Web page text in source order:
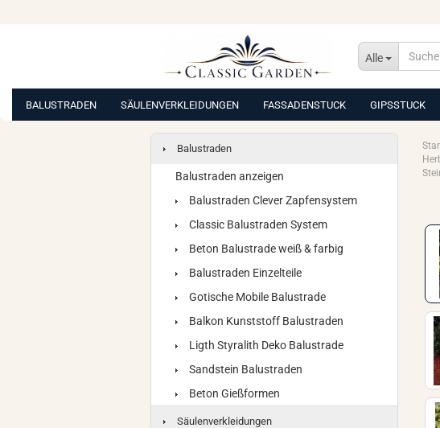
Alle
BALUSTRADEN SÄULENVERKLEIDUNGEN FASSADENSTUCK GIPSSTUCK
Balustraden
Balustraden anzeigen
Balustraden Clever Zapfensystem
Classic Balustraden System
Beton Balustrade weiß & farbig
Balustraden Einzelteile
Gotische Mobile Balustrade
Balkon Kunststoff Balustraden
Ligth Styralith Deko Balustrade
Sandstein Balustraden
Beton Gießformen
Säulenverkleidungen